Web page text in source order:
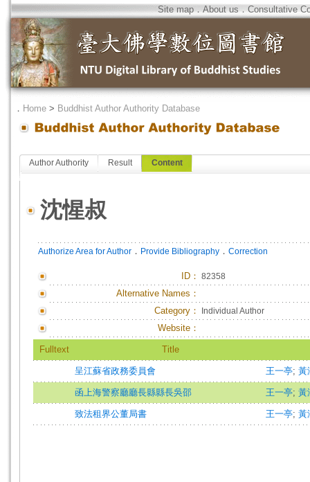
Site map．About us．Consultative
． Home > Buddhist Author Authority Database
Author Authority Result Content
沈惺叔
Authorize Area for Author ． Provide Bibliography ． Correction
ID ： 82358
Alternative Names：
Category：
Individual Author
Website：
Fulltext Title
呈江蘇省政務委員會 王一亭; 黃
函上海警察廳廳長縣縣長吳邵 王一亭; 黃
致法租界公董局書 王一亭; 黃